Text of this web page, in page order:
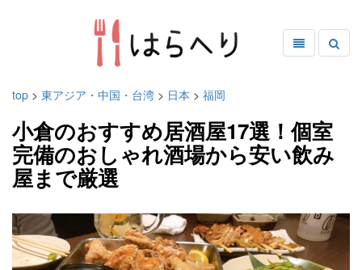
top > 東アジア・中国・台湾 > 日本 > 福岡
小倉のおすすめ居酒屋17選！個室
完備のおしゃれ酒場から安い飲み
屋まで厳選